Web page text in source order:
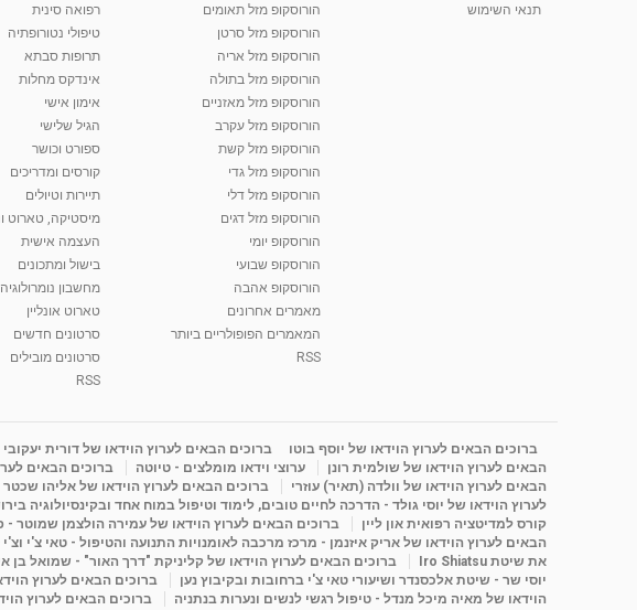
תנאי השימוש
הורוסקופ מזל תאומים
הורוסקופ מזל סרטן
הורוסקופ מזל אריה
הורוסקופ מזל בתולה
הורוסקופ מזל מאזניים
הורוסקופ מזל עקרב
הורוסקופ מזל קשת
הורוסקופ מזל גדי
הורוסקופ מזל דלי
הורוסקופ מזל דגים
הורוסקופ יומי
הורוסקופ שבועי
הורוסקופ אהבה
מאמרים אחרונים
המאמרים הפופולריים ביותר
RSS
רפואה סינית
טיפולי נטורופתיה
תרופות סבתא
אינדקס מחלות
אימון אישי
הגיל שלישי
ספורט וכושר
קורסים ומדריכים
תיירות וטיולים
מיסטיקה, טארוט
העצמה אישית
בישול ומתכונים
מחשבון נומרולוגיה
טארוט אונליין
סרטונים חדשים
סרטונים מובילים
RSS
ברוכים הבאים לערוץ הוידאו של יוסף בוטו ברוכים הבאים לערוץ הוידאו של דורית יעקובי
הבאים לערוץ הוידאו של שולמית רונן
ערוצי וידאו מומלצים - טיוטה ברוכים הבאים
הבאים לערוץ הוידאו של וולדה (תאיר) עוזרי
ברוכים הבאים לערוץ הוידאו של אליהו שכטר
לערוץ הוידאו של יוסי גולד - הדרכה לחיים טובים, לימוד וטיפול במוח אחד ובקינסיולוגיה
קורס למדיטציה רפואית און ליין
ברוכים הבאים לערוץ הוידאו של עמירה הולצמן שמוטר
הבאים לערוץ הוידאו של אריק איזנמן - מרכז מרכבה לאומנויות התנועה והטיפול - טאי צ'י
את שיטת Iro Shiatsu
ברוכים הבאים לערוץ הוידאו של קליניקת "דרך האור" - שמואל בן
יוסי שר - שיטת אלכסנדר ושיעורי טאי צ'י ברחובות ובקיבוץ נען
ברוכים הבאים לערוץ
הוידאו של מאיה מיכל מנדל - טיפול רגשי לנשים ונערות בנתניה
ברוכים הבאים לערוץ